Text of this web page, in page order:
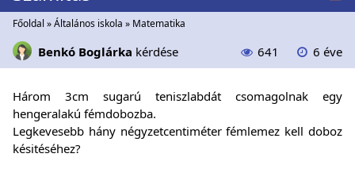
Főoldal »Általános iskola » Matematika
Benkó Boglárka kérdése 641 6 éve
Három 3cm sugarú teniszlabdát csomagolnak egy
hengeralakú fémdobozba.
Legkevesebb hány négyzetcentiméter fémlemez kell doboz
késitéséhez?